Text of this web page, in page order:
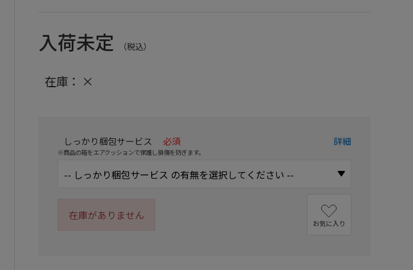
入荷未定 （税込）
在庫： ×
しっかり梱包サービス 必須
※商品の箱をエアクッションで保護し損傷を防ぎます。
詳細
在庫がありません
お気に入り